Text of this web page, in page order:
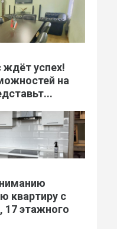
ждёт успех!
на
квартиру с
17 этажного